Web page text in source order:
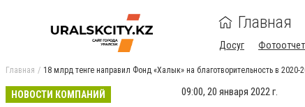
Главная
Досуг
Главная 18 млрд тенге направил Фонд «Халык» на благотворительность в 2020-
НОВОСТИ КОМПАНИЙ 09:00, 20 января 2022 г.